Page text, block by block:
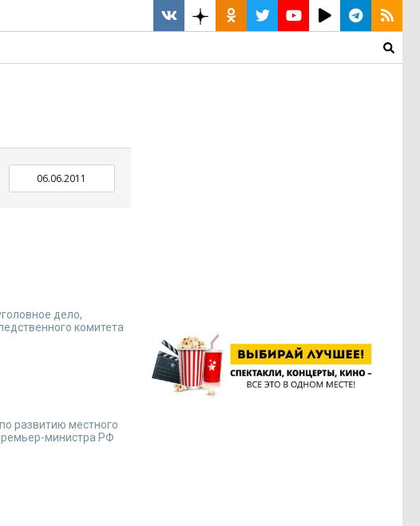
дело,
комитета
развитию местного
министра РФ